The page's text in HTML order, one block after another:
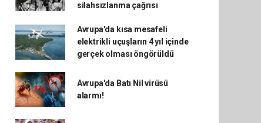
silahsızlanma çağrısı
Avrupa'da kısa mesafeli
elektrikli uçuşların 4 yıl içinde
gerçek olması öngörüldü
Avrupa'da Batı Nil virüsü
alarmı!